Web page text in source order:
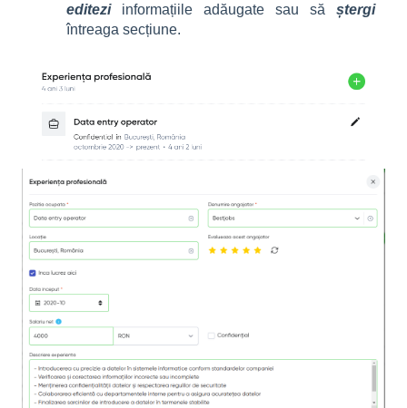
editeziinformațiile adăugate sau să ștergi
întreaga secțiune.